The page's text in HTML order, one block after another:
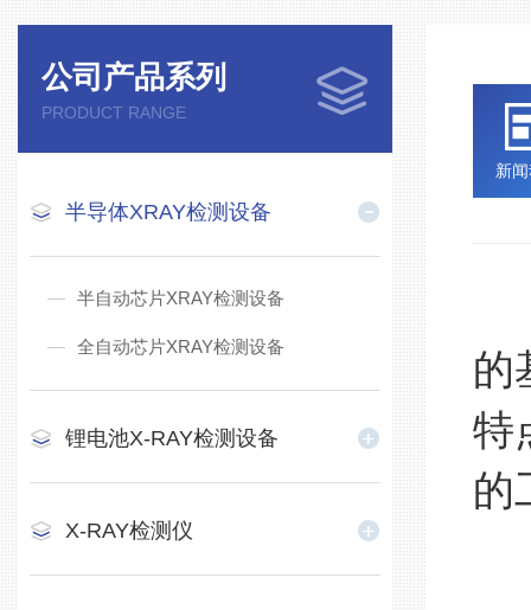
公司产品系列
PRODUCT RANGE
半导体XRAY检测设备
半自动芯片XRAY检测设备
全自动芯片XRAY检测设备
锂电池X-RAY检测设备
X-RAY检测仪
新
的
特
的